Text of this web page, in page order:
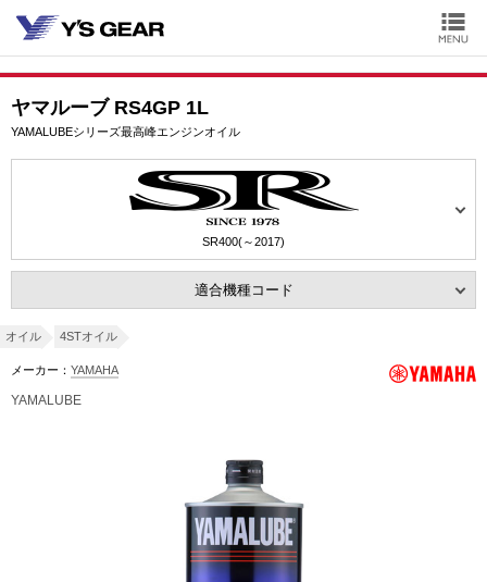
ヤマルーブ RS4GP 1L
YAMALUBEシリーズ最高峰エンジンオイル
SR400(～2017)
適合機種コード
オイル 4STオイル
メーカー： YAMAHA
YAMALUBE